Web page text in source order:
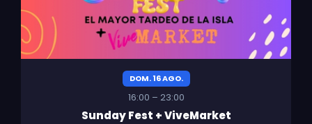
DOM. 16 AGO.
16:00 – 23:00
Sunday Fest + ViveMarket